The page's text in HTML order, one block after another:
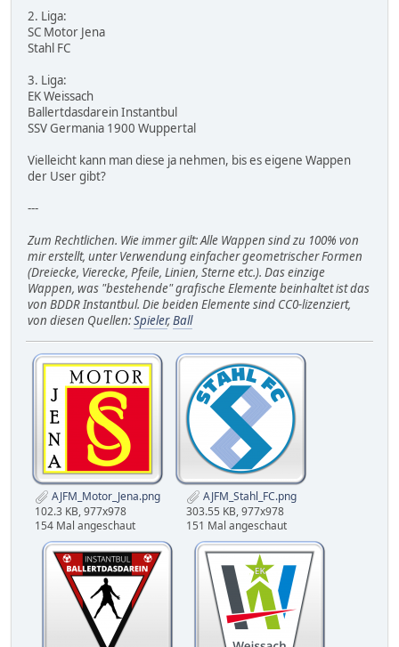
2. Liga:
SC Motor Jena
Stahl FC
3. Liga:
EK Weissach
Ballertdasdarein Instantbul
SSV Germania 1900 Wuppertal
Vielleicht kann man diese ja nehmen, bis es eigene Wappen
der User gibt?
---
Zum Rechtlichen. Wie immer gilt: Alle Wappen sind zu 100% von
mir erstellt, unter Verwendung einfacher geometrischer Formen
(Dreiecke, Vierecke, Pfeile, Linien, Sterne etc.). Das einzige
Wappen, was "bestehende" grafische Elemente beinhaltet ist das
von BDDR Instantbul. Die beiden Elemente sind CC0-lizenziert,
von diesen Quellen:Spieler,Ball
AJFM_Motor_Jena.png
102.3 KB, 977x978
154 Mal angeschaut
AJFM_Stahl_FC.png
303.55 KB, 977x978
151 Mal angeschaut